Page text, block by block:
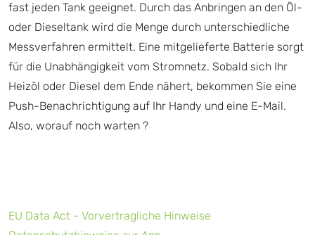
fast jeden Tank geeignet. Durch das Anbringen an den Öl-
oder Dieseltank wird die Menge durch unterschiedliche
Messverfahren ermittelt. Eine mitgelieferte Batterie sorgt
für die Unabhängigkeit vom Stromnetz. Sobald sich Ihr
Heizöl oder Diesel dem Ende nähert, bekommen Sie eine
Push-Benachrichtigung auf Ihr Handy und eine E-Mail.
Also, worauf noch warten ?
EU Data Act - Vorvertragliche Hinweise